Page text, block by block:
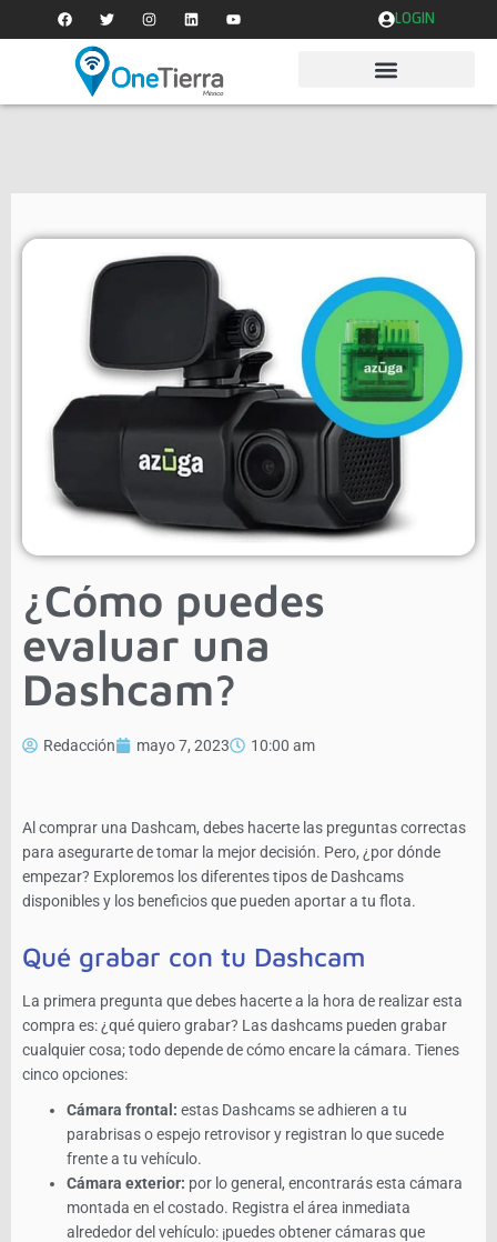
LOGIN
¿Cómo puedes
evaluar una
Dashcam?
Redacción mayo 7, 2023 10:00 am
Al comprar una Dashcam, debes hacerte las preguntas correctas
para asegurarte de tomar la mejor decisión. Pero, ¿por dónde
empezar? Exploremos los diferentes tipos de Dashcams
disponibles y los beneficios que pueden aportar a tu flota.
Qué grabar con tu Dashcam
La primera pregunta que debes hacerte a la hora de realizar esta
compra es: ¿qué quiero grabar? Las dashcams pueden grabar
cualquier cosa; todo depende de cómo encare la cámara. Tienes
cinco opciones:
Cámara frontal: estas Dashcams se adhieren a tu
parabrisas o espejo retrovisor y registran lo que sucede
frente a tu vehículo.
Cámara exterior: por lo general, encontrarás esta cámara
montada en el costado. Registra el área inmediata
alrededor del vehículo: ¡puedes obtener cámaras que